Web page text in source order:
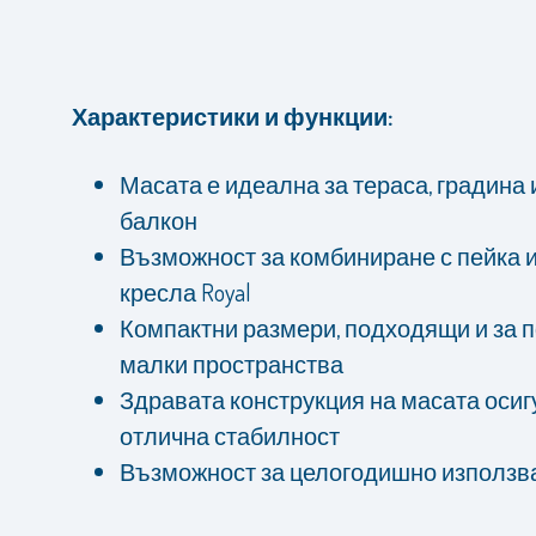
Характеристики и функции:
Масата е идеална за тераса, градина
балкон
Възможност за комбиниране с пейка и
кресла Royal
Компактни размери, подходящи и за
малки пространства
Здравата конструкция на масата
отлична стабилност
Възможност за целогодишно